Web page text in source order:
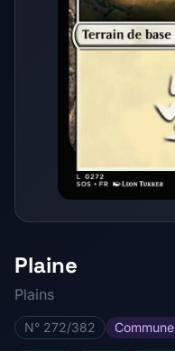
Plaine
Plains
N° 272/382 Commune